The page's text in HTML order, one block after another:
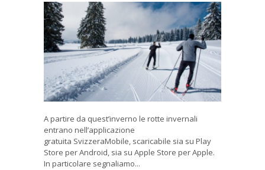
A partire da quest’inverno le rotte invernali
entrano nell’applicazione
gratuita SvizzeraMobile, scaricabile sia su Play
Store per Android, sia su Apple Store per Apple.
In particolare segnaliamo...